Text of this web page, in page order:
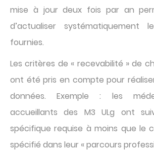
mise à jour deux fois par an
d’actualiser systématiquement
fournies.
Les critères de « recevabilité » de
ont été pris en compte pour
données. Exemple : les
accueillants des M3 ULg ont
spécifique requise à moins que le
spécifié dans leur « parcours